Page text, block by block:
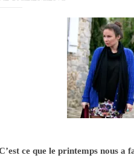
ce que le printemps nous